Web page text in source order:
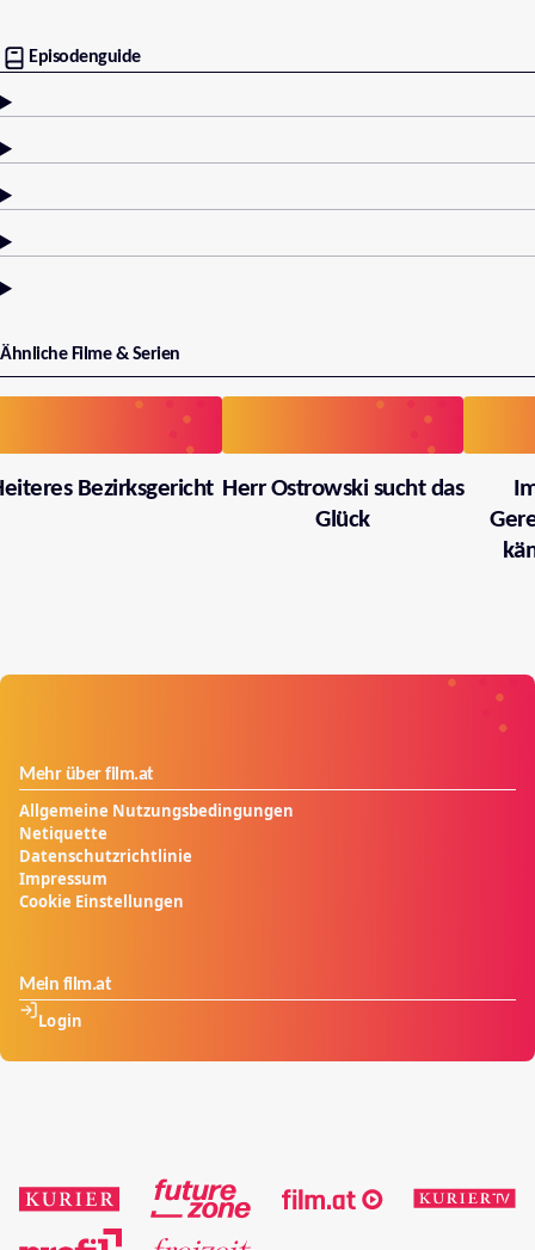
Episodenguide
Ähnliche Filme & Serien
Bezirksgericht Herr Ostrowski sucht das
Glück
Mehr über film.at
Allgemeine Nutzungsbedingungen
Netiquette
Datenschutzrichtlinie
Impressum
Cookie Einstellungen
Mein film.at
Login